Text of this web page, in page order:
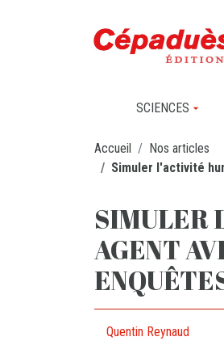
SCIENCES
Accueil
Nos articles
Simuler l'activité
SIMULER
AGENT
Quentin Reynaud